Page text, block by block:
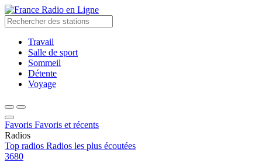
Radio en Ligne
Travail
Salle de sport
Sommeil
Détente
Voyage
Favoris Favoris et récents
Radios
Top radios Radios les plus écoutées
3680